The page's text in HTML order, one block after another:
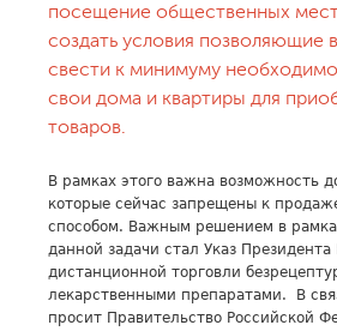
посещение общественных
создать условия позволяющие
свести к минимуму
свои дома и квартиры для
товаров.
В рамках этого важна возможность
которые сейчас запрещены к
способом. Важным решением в
данной задачи стал Указ
дистанционной торговли
лекарственными препаратами. В
просит Правительство Российской